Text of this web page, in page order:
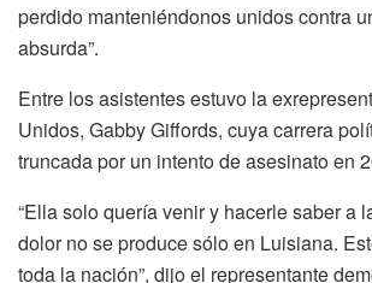
perdido manteniéndonos unidos contra
absurda”.
Entre los asistentes estuvo la
Unidos, Gabby Giffords, cuya carrera
truncada por un intento de asesinato en
“Ella solo quería venir y hacerle saber a
dolor no se produce sólo en Luisiana.
toda la nación”, dijo el representante